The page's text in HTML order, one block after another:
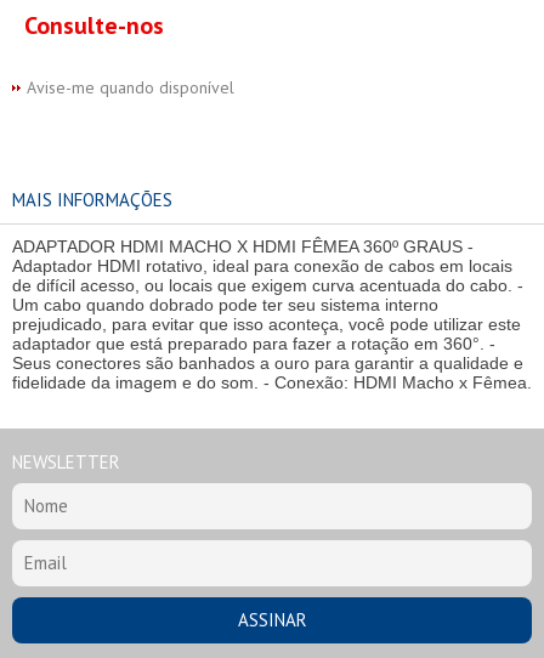
Consulte-nos
Avise-me quando disponível
MAIS INFORMAÇÕES
ADAPTADOR HDMI MACHO X HDMI FÊMEA 360º GRAUS -
Adaptador HDMI rotativo, ideal para conexão de cabos em locais
de difícil acesso, ou locais que exigem curva acentuada do cabo. -
Um cabo quando dobrado pode ter seu sistema interno
prejudicado, para evitar que isso aconteça, você pode utilizar este
adaptador que está preparado para fazer a rotação em 360°. -
Seus conectores são banhados a ouro para garantir a qualidade e
fidelidade da imagem e do som. - Conexão: HDMI Macho x Fêmea.
NEWSLETTER